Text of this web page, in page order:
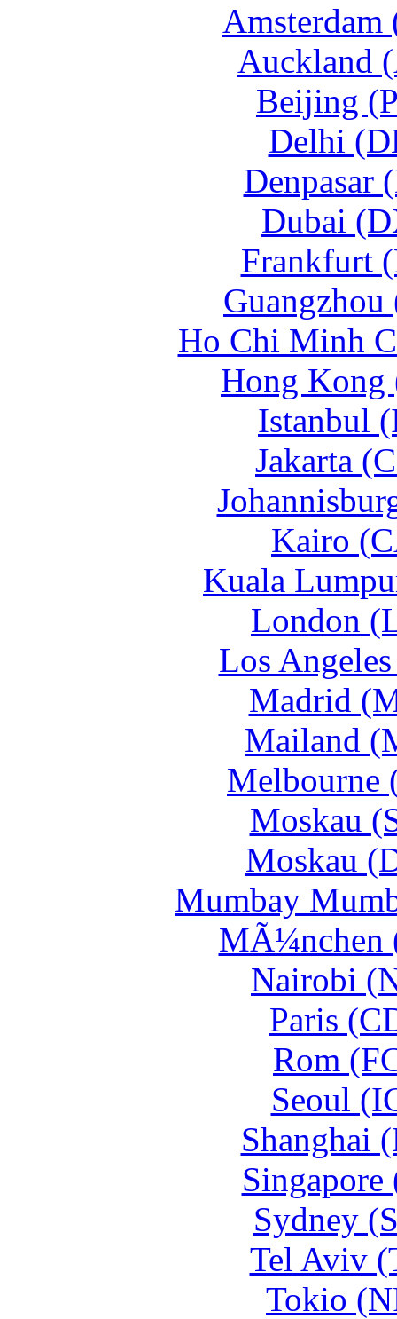
Auckland
Beijing
Delhi
Denpasar
Dubai
Frankfurt
Ho Chi Minh
Hong
Istanbul
Jakarta
Kairo
Kuala
London
Los
Madrid
Mailand
Melbourne
Moskau
Moskau
Mumbay
MÃ¼nchen
Nairobi
Paris
Rom
Seoul
Shanghai
Sydney
Tel Aviv
Tokio